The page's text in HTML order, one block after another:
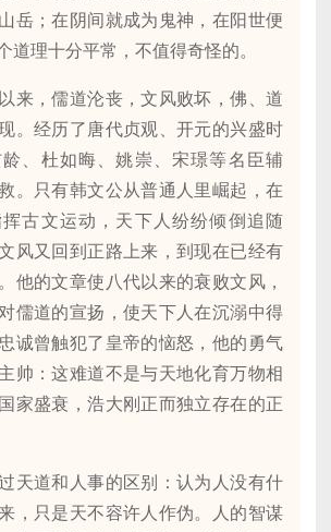
岳；在阴间就成为鬼神，在阳世便
道理十分平常，不值得奇怪的。
，儒道沦丧，文风败坏，佛、道
。经历了唐代贞观、开元的兴盛时
、杜如晦、姚崇、宋璟等名臣辅
。只有韩文公从普通人里崛起，在
古文运动，天下人纷纷倾倒追随
风又回到正路上来，到现在已经有
他的文章使八代以来的衰败文风，
儒道的宣扬，使天下人在沉溺中得
诚曾触犯了皇帝的恼怒，他的勇气
帅：这难道不是与天地化育万物相
家盛衰，浩大刚正而独立存在的正
道和人事的区别：认为人没有什
，只是天不容许人作伪。人的智谋